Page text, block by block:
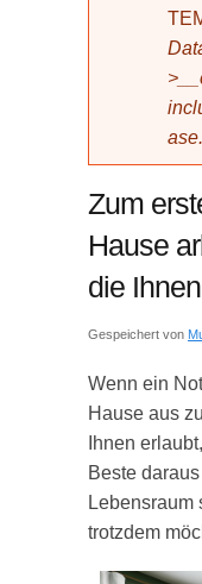
Zum
Hause
die
Gespeichert von
Wenn ein
Hause aus
Ihnen
Beste
Lebensraum
trotzdem